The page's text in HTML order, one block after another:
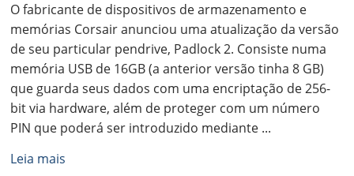
O fabricante de dispositivos de armazenamento e
memórias Corsair anunciou uma atualização da versão
de seu particular pendrive, Padlock 2. Consiste numa
memória USB de 16GB (a anterior versão tinha 8 GB)
que guarda seus dados com uma encriptação de 256-
bit via hardware, além de proteger com um número
PIN que poderá ser introduzido mediante ...
Leia mais